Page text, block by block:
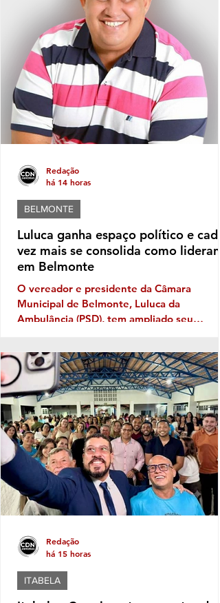
gestor e sucessivos erros administrativos
são os ingredientes do que se tornou a
governança no município de
SantaCruzCabrália, fator que leva os
moradores a refletir, sobretudo em quem e
Luluca ganha espaço político e cada
vez mais se consolida como
em Belmonte
O vereador e presidente da Câmara
Municipal de Belmonte, Luluca da
Ambulância (PSD), tem ampliado seu
musculatura política deve aumentar ainda
mais este ano, caso se confirme a
expectativa da votação de Fabíola Mansur,
nome defendido por Luluca para estadual,
sendo a mais votada dentro do núcleo
político governista que tem dois nomes na
disputa, o nome do prefeito e Fabíola,
candidata de Luluca. Luluca conaeguiu ao
longo dos anos montar
BELMONTE
Redação
há 14 horas
ITABELA
Redação
há 15 horas